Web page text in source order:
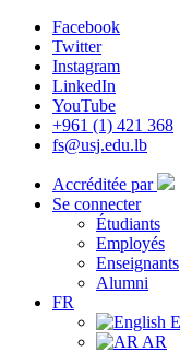
Facebook
Twitter
Instagram
LinkedIn
YouTube
+961 (1) 421 368
fs@usj.edu.lb
Accréditée par
Se connecter
Étudiants
Employés
Enseignants
Alumni
FR
AR